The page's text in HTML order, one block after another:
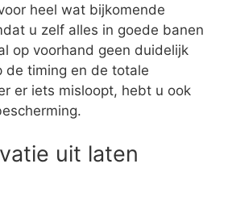
heel wat bijkomende
u zelf alles in goede banen
op voorhand geen duidelijk
de timing en de totale
er iets misloopt, hebt u ook
uit laten